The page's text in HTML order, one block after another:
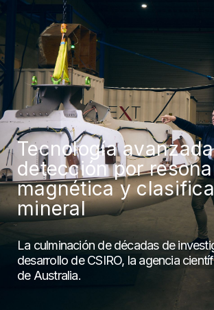
Tecnología
detección por
magnética y
mineral
La culminación de décadas de
desarrollo de CSIRO, la agencia
de Australia.